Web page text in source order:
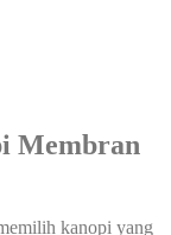
Membran
kanopi yang